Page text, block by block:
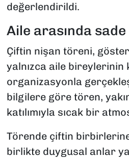
değerlendirildi.
Aile arasında
Çiftin nişan töreni,
yalnızca aile bireylerinin
organizasyonla
bilgilere göre tören,
katılımıyla sıcak bir
Törende çiftin
birlikte duygusal anlar